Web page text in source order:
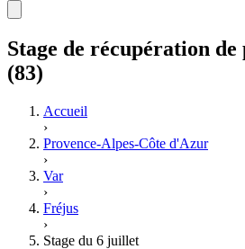
Stage de récupération de
(83)
Accueil
›
Provence-Alpes-Côte d'Azur
›
Var
›
Fréjus
›
Stage du 6 juillet